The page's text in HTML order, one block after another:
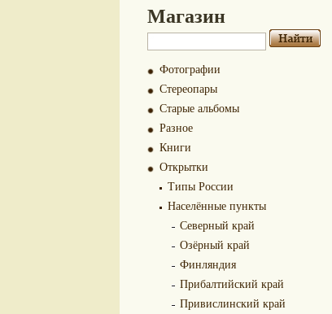
Магазин
Фотографии
Стереопары
Старые альбомы
Разное
Книги
Открытки
Типы России
Населённые пункты
Северный край
Озёрный край
Финляндия
Прибалтийский край
Привислинский край